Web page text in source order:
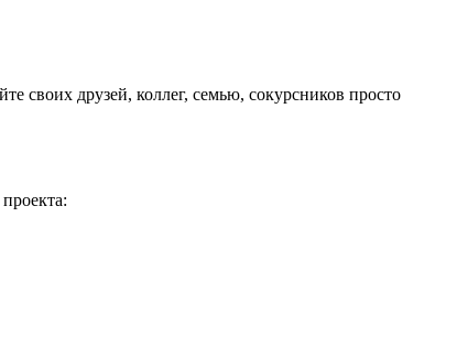
своих друзей, коллег, семью, сокурсников просто